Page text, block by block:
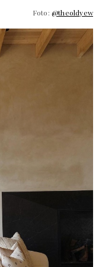
Foto: @theoldyew